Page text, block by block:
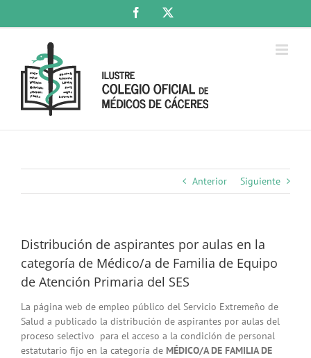
Facebook
Anterior Siguiente
Distribución de aspirantes por aulas en la
categoría de Médico/a de Familia de Equipo
de Atención Primaria del SES
La página web de empleo público del Servicio Extremeño de
Salud a publicado la distribución de aspirantes por aulas del
proceso selectivo para el acceso a la condición de personal
estatutario fijo en la categoría de MÉDICO/A DE FAMILIA DE